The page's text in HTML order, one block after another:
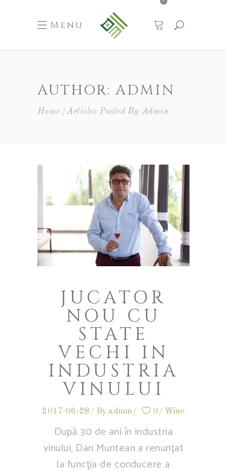
Menu
0
AUTHOR: ADMIN
Home Articles Posted By Admin
JUCATOR
NOU CU
STATE
VECHI IN
INDUSTRIA
VINULUI
2017-06-28 By admin 0 Wine
După 30 de ani în industria
vinului, Dan Muntean a renunţat
la funcţia de conducere a